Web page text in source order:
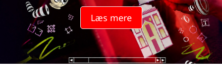
n
Læs mere